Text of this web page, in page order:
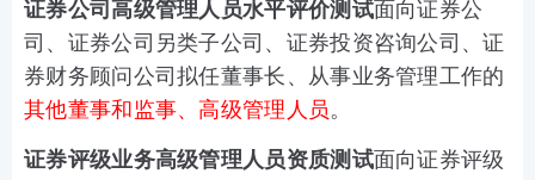
证券公司高级管理人员水平评价测试面向证券公
司、证券公司另类子公司、证券投资咨询公司、证
券财务顾问公司拟任董事长、从事业务管理工作的
其他董事和监事、高级管理人员。
证券评级业务高级管理人员资质测试面向证券评级